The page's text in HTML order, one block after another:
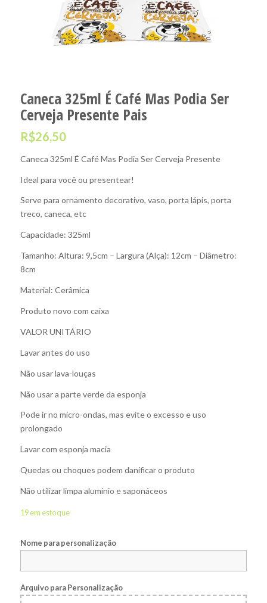
Caneca 325ml É Café Mas Podia Ser
Cerveja Presente Pais
R$26,50
Caneca 325ml É Café Mas Podia Ser Cerveja Presente
Ideal para você ou presentear!
Serve para ornamento decorativo, vaso, porta lápis, porta
treco, caneca, etc
Capacidade: 325ml
Tamanho: Altura: 9,5cm – Largura (Alça): 12cm – Diâmetro:
8cm
Material: Cerâmica
Produto novo com caixa
VALOR UNITÁRIO
Lavar antes do uso
Não usar lava-louças
Não usar a parte verde da esponja
Pode ir no micro-ondas, mas evite o excesso e uso
prolongado
Lavar com esponja macia
Quedas ou choques podem danificar o produto
Não utilizar limpa alumínio e saponáceos
19 em estoque
Nome para personalização
Arquivo para Personalização